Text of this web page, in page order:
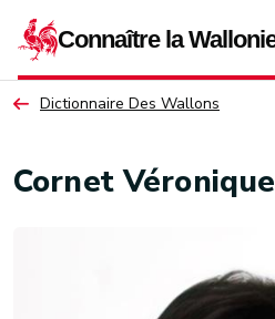
Dictionnaire Des Wallons
Cornet Véronique